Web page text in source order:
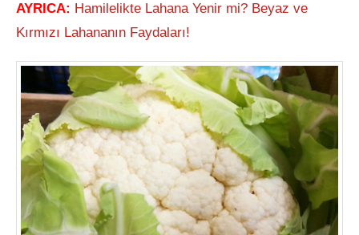
AYRICA: Hamilelikte Lahana Yenir mi? Beyaz ve
Kırmızı Lahananın Faydaları!